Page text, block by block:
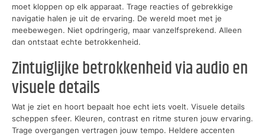
moet kloppen op elk apparaat. Trage reacties of gebrekkige
navigatie halen je uit de ervaring. De wereld moet met je
meebewegen. Niet opdringerig, maar vanzelfsprekend. Alleen
dan ontstaat echte betrokkenheid.
Zintuiglijke betrokkenheid via audio en
visuele details
Wat je ziet en hoort bepaalt hoe echt iets voelt. Visuele details
scheppen sfeer. Kleuren, contrast en ritme sturen jouw ervaring.
Trage overgangen vertragen jouw tempo. Heldere accenten